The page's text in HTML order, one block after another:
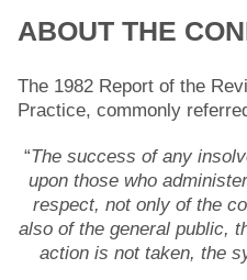
ABOUT THE
The 1982 Report of the
Practice, commonly
“The success of any
upon those who
respect, not only of the
also of the general public,
action is not taken, the